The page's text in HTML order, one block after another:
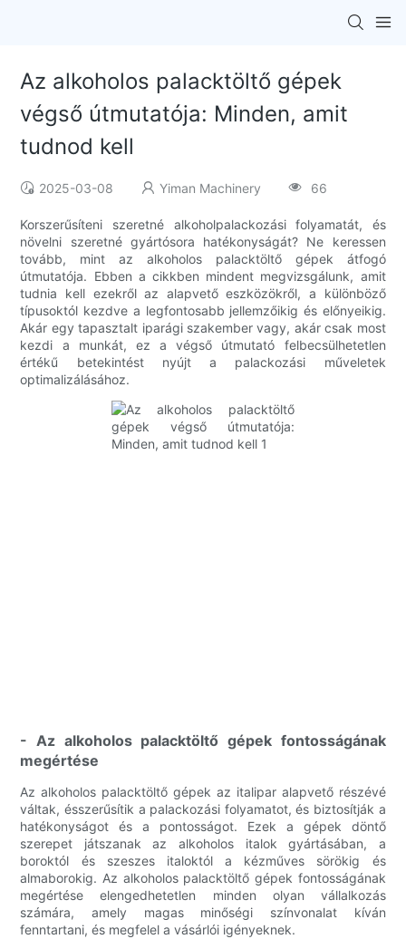
Az alkoholos palacktöltő gépek
végső útmutatója: Minden, amit
tudnod kell
2025-03-08 Yiman Machinery 66
Korszerűsíteni szeretné alkoholpalackozási folyamatát, és
növelni szeretné gyártósora hatékonyságát? Ne keressen
tovább, mint az alkoholos palacktöltő gépek átfogó
útmutatója. Ebben a cikkben mindent megvizsgálunk, amit
tudnia kell ezekről az alapvető eszközökről, a különböző
típusoktól kezdve a legfontosabb jellemzőikig és előnyeikig.
Akár egy tapasztalt iparági szakember vagy, akár csak most
kezdi a munkát, ez a végső útmutató felbecsülhetetlen
értékű betekintést nyújt a palackozási műveletek
optimalizálásához.
- Az alkoholos palacktöltő gépek fontosságának
megértése
Az alkoholos palacktöltő gépek az italipar alapvető részévé
váltak, ésszerűsítik a palackozási folyamatot, és biztosítják a
hatékonyságot és a pontosságot. Ezek a gépek döntő
szerepet játszanak az alkoholos italok gyártásában, a
boroktól és szeszes italoktól a kézműves sörökig és
almaborokig. Az alkoholos palacktöltő gépek fontosságának
megértése elengedhetetlen minden olyan vállalkozás
számára, amely magas minőségi színvonalat kíván
fenntartani, és megfelel a vásárlói igényeknek.